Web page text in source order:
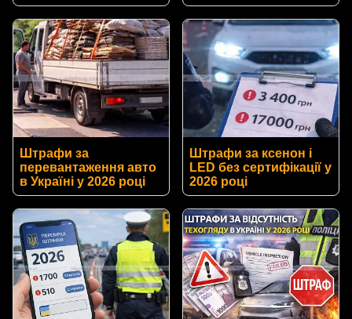
Штрафи за
перевантаження авто
в Україні у 2026 році
Штрафи за ксенон і
LED без сертифікації у
2026 році